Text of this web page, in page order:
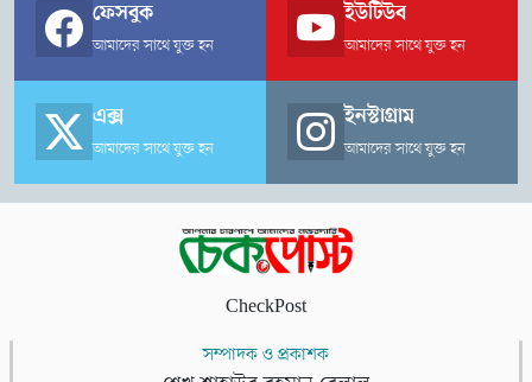
ফেসবুক
আমাদের সাথে যুক্ত হন
ইউটিউব
আমাদের সাথে যুক্ত হন
এক্স
আমাদের সাথে যুক্ত হন
ইনস্টাগ্রাম
আমাদের সাথে যুক্ত হন
CheckPost
সম্পাদক ও প্রকাশক